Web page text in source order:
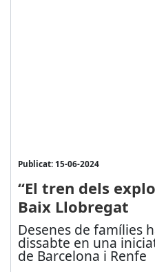
Publicat: 15-06-2024
“El tren dels
Baix Llobregat
Desenes de famílies
dissabte en una
de Barcelona i Renfe